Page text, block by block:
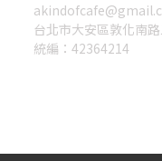
台北市大安區敦化南
統編：42364214